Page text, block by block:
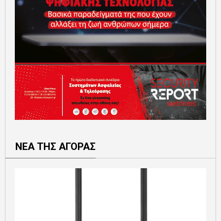
ΝΕΑ ΤΗΣ ΑΓΟΡΑΣ